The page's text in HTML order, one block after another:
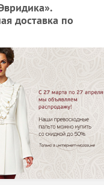
доставка по